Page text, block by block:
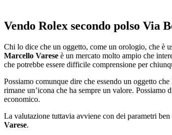
Vendo Rolex secondo polso Via
Chi lo dice che un oggetto, come un orologio, che è
Marcello Varese è un mercato molto ampio che
che potrebbe essere difficile comprensione per
Possiamo comunque dire che essendo un oggetto
rimane un’icona che ha sempre un valore.
economico.
La valutazione tuttavia avviene con dei parametri
Varese.